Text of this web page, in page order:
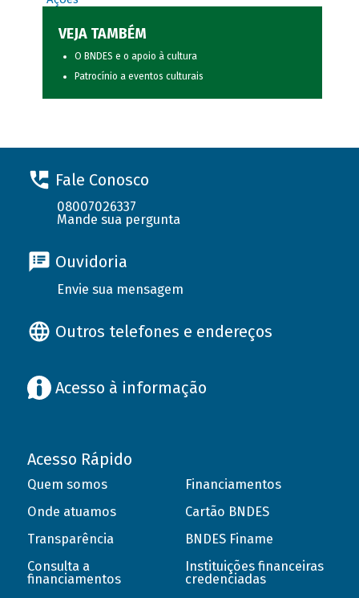
VEJA TAMBÉM
O BNDES e o apoio à cultura
Patrocínio a eventos culturais
Fale Conosco
08007026337
Mande sua pergunta
Ouvidoria
Envie sua mensagem
Outros telefones e endereços
Acesso à informação
Acesso Rápido
Quem somos
Onde atuamos
Transparência
Consulta a
financiamentos
Financiamentos
Cartão BNDES
BNDES Finame
Instituições financeiras
credenciadas